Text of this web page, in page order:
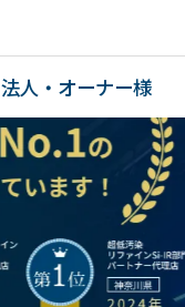
法人・オーナー様